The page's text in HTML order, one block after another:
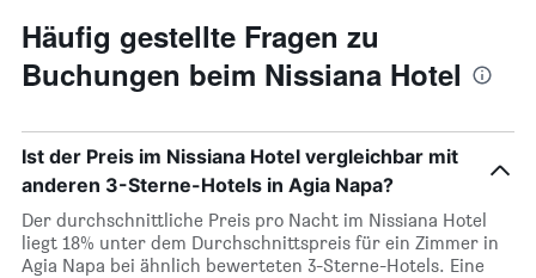
Häufig gestellte Fragen zu
Buchungen beim Nissiana Hotel
Ist der Preis im Nissiana Hotel vergleichbar mit
anderen 3-Sterne-Hotels in Agia Napa?
Der durchschnittliche Preis pro Nacht im Nissiana Hotel
liegt 18% unter dem Durchschnittspreis für ein Zimmer in
Agia Napa bei ähnlich bewerteten 3-Sterne-Hotels. Eine